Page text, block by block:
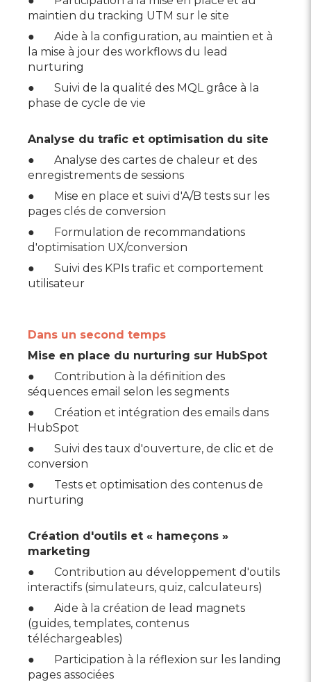
maintien du tracking UTM sur le site
● Aide à la configuration, au maintien et à
la mise à jour des workflows du lead
nurturing
● Suivi de la qualité des MQL grâce à la
phase de cycle de vie
Analyse du trafic et optimisation du site
● Analyse des cartes de chaleur et des
enregistrements de sessions
● Mise en place et suivi d'A/B tests sur les
pages clés de conversion
● Formulation de recommandations
d'optimisation UX/conversion
● Suivi des KPIs trafic et comportement
utilisateur
Dans un second temps
Mise en place du nurturing sur HubSpot
● Contribution à la définition des
séquences email selon les segments
● Création et intégration des emails dans
HubSpot
● Suivi des taux d'ouverture, de clic et de
conversion
● Tests et optimisation des contenus de
nurturing
Création d'outils et « hameçons »
marketing
● Contribution au développement d'outils
interactifs (simulateurs, quiz, calculateurs)
● Aide à la création de lead magnets
(guides, templates, contenus
téléchargeables)
● Participation à la réflexion sur les landing
pages associées